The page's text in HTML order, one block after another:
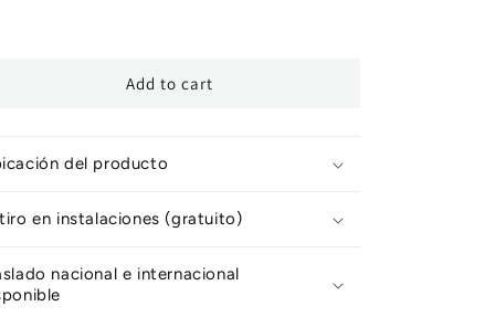
Add to cart
del producto
en instalaciones (gratuito)
nacional e internacional